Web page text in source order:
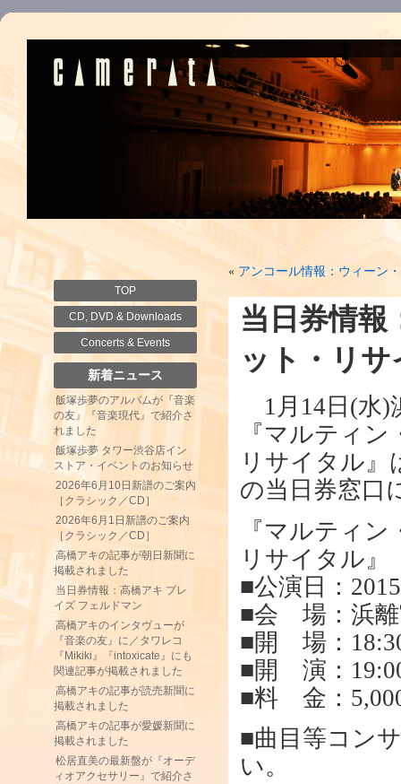
TOP
CD, DVD & Downloads
Concerts & Events
新着ニュース
飯塚歩夢のアルバムが『音楽
の友』『音楽現代』で紹介さ
れました
飯塚歩夢 タワー渋谷店イン
ストア・イベントのお知らせ
2026年6月10日新譜のご案内
［クラシック／CD］
2026年6月1日新譜のご案内
［クラシック／CD］
高橋アキの記事が朝日新聞に
掲載されました
当日券情報：高橋アキ プレ
イズ フェルドマン
高橋アキのインタヴューが
『音楽の友』に／タワレコ
『Mikiki』『intoxicate』にも
関連記事が掲載されました
高橋アキの記事が読売新聞に
掲載されました
高橋アキの記事が愛媛新聞に
掲載されました
松居直美の最新盤が『オーデ
ィオアクセサリー』で紹介さ
« アンコール情報：ウィーン
当日券情
ット・リ
1月14日(水)
『マルティ
リサイタル』
の当日券窓口
『マルティ
リサイタル』
■公演日：
■会 場：浜離
■開 場：
■開 演：
■料 金：
■曲目等コン
い。